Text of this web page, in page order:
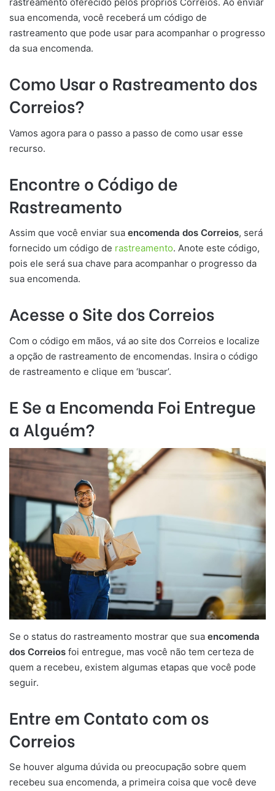
sua encomenda, você receberá um código de
rastreamento que pode usar para acompanhar o progresso
da sua encomenda.
Como Usar o Rastreamento dos
Correios?
Vamos agora para o passo a passo de como usar esse
recurso.
Encontre o Código de
Rastreamento
Assim que você enviar sua encomenda dos Correios, será
fornecido um código de rastreamento. Anote este código,
pois ele será sua chave para acompanhar o progresso da
sua encomenda.
Acesse o Site dos Correios
Com o código em mãos, vá ao site dos Correios e localize
a opção de rastreamento de encomendas. Insira o código
de rastreamento e clique em ‘buscar’.
E Se a Encomenda Foi Entregue
a Alguém?
Se o status do rastreamento mostrar que sua encomenda
dos Correios foi entregue, mas você não tem certeza de
quem a recebeu, existem algumas etapas que você pode
seguir.
Entre em Contato com os
Correios
Se houver alguma dúvida ou preocupação sobre quem
recebeu sua encomenda, a primeira coisa que você deve